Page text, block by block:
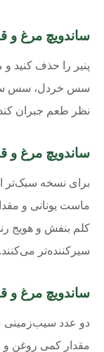
ساندویچ مرغ و
پنیر را حذف کنید و
سس خردل، سس سیر
نظر طعم جبران
ساندویچ مرغ و
برای نسخه سبک‌تر
ماست یونانی و
کلم بنفش و هویج
سیرکننده‌تر می‌کنند.
ساندویچ مرغ و
دو عدد سیب‌زمینی
مقدار کمی روغن و